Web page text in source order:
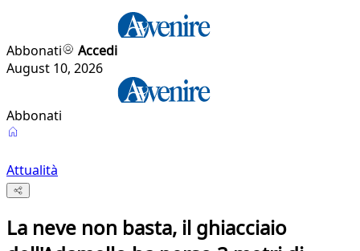
Abbonati
Accedi
August 10, 2026
Abbonati
Attualità
La neve non basta, il ghiacciaio